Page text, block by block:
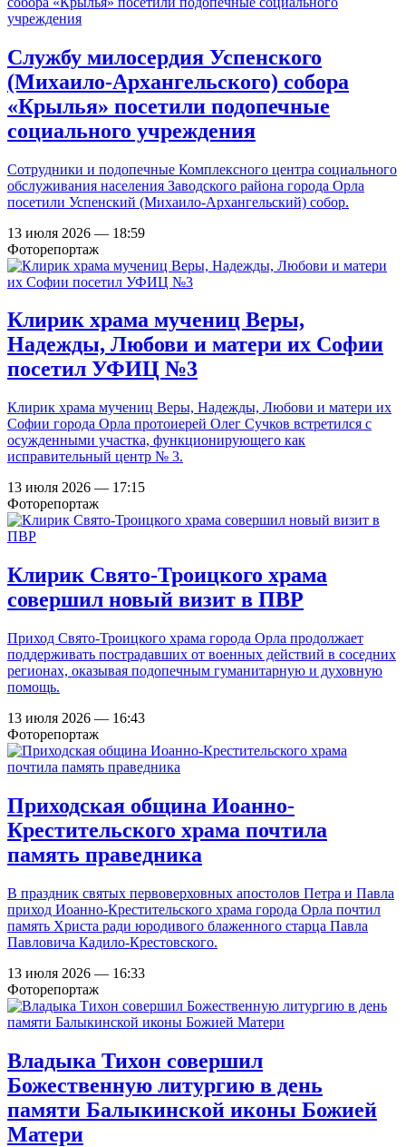
Службу милосердия Успенского
(Михаило-Архангельского) собора
«Крылья» посетили подопечные
социального учреждения
Сотрудники и подопечные Комплексного центра социального
обслуживания населения Заводского района города Орла
посетили Успенский (Михаило-Архангельский) собор.
13 июля 2026 — 18:59
Фоторепортаж
Клирик храма мучениц Веры,
Надежды, Любови и матери их Софии
посетил УФИЦ №3
Клирик храма мучениц Веры, Надежды, Любови и матери их
Софии города Орла протоиерей Олег Сучков встретился с
осужденными участка, функционирующего как
исправительный центр № 3.
13 июля 2026 — 17:15
Фоторепортаж
Клирик Свято-Троицкого храма
совершил новый визит в ПВР
Приход Свято-Троицкого храма города Орла продолжает
поддерживать пострадавших от военных действий в соседних
регионах, оказывая подопечным гуманитарную и духовную
помощь.
13 июля 2026 — 16:43
Фоторепортаж
Приходская община Иоанно-
Крестительского храма почтила
память праведника
В праздник святых первоверховных апостолов Петра и Павла
приход Иоанно-Крестительского храма города Орла почтил
память Христа ради юродивого блаженного старца Павла
Павловича Кадило-Крестовского.
13 июля 2026 — 16:33
Фоторепортаж
Владыка Тихон совершил
Божественную литургию в день
памяти Балыкинской иконы Божией
Матери